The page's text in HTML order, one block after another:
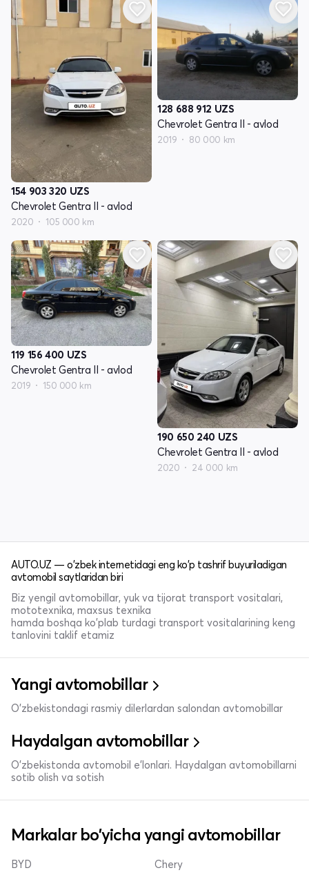
154 903 320 UZS
Chevrolet Gentra II - avlod
2020 105 000 km
128 688 912 UZS
Chevrolet Gentra II - avlod
2019 80 000 km
119 156 400 UZS
Chevrolet Gentra II - avlod
2019 150 000 km
190 650 240 UZS
Chevrolet Gentra II - avlod
2020 24 000 km
AUTO.UZ — o'zbek internetidagi eng ko'p tashrif buyuriladigan
avtomobil saytlaridan biri
Biz yengil avtomobillar, yuk va tijorat transport vositalari,
mototexnika, maxsus texnika
hamda boshqa ko'plab turdagi transport vositalarining keng
tanlovini taklif etamiz
Yangi avtomobillar
O'zbekistondagi rasmiy dilerlardan salondan avtomobillar
Haydalgan avtomobillar
O'zbekistonda avtomobil e’lonlari. Haydalgan avtomobillarni
sotib olish va sotish
Markalar bo'yicha yangi avtomobillar
BYD Chery